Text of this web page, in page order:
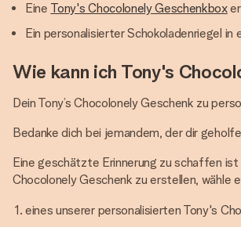
Eine Tony's Chocolonely Geschenkbox
Ein personalisierter Schokoladenriegel in
Wie kann ich Tony's
Dein Tony’s Chocolonely Geschenk zu
Bedanke dich bei jemandem, der dir
Eine geschätzte Erinnerung zu schaffen
Chocolonely Geschenk zu erstellen, wähle
eines unserer personalisierten Tony's